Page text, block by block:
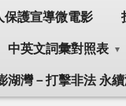
保護宣導微電影
中英文詞彙對照表
湖灣－打擊非法 永